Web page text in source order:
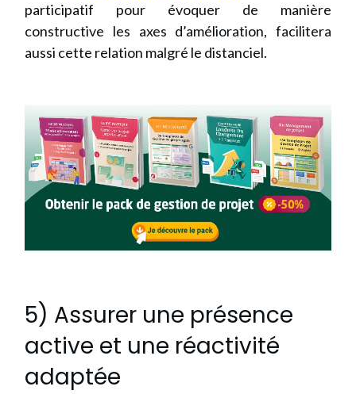
participatif pour évoquer de manière
constructive les axes d’amélioration, facilitera
aussi cette relation malgré le distanciel.
5) Assurer une présence
active et une réactivité
adaptée